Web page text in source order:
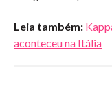
Leia também:
aconteceu na Itália